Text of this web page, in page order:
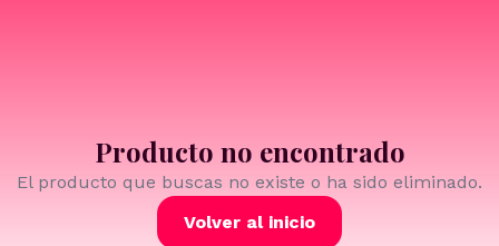
Producto no encontrado
El producto que buscas no existe o ha sido eliminado.
Volver al inicio